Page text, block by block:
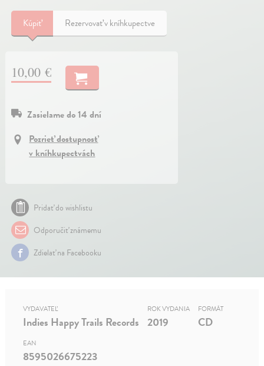
Kúpiť Rezervovať v kníhkupectve
10,00 €
Zasielame do 14 dní
Pozrieť dostupnosť
v kníhkupectvách
Pridať do wishlistu
Odporučiť známemu
Zdielať na Facebooku
VYDAVATEĽ
Indies Happy Trails Records
ROK VYDANIA
2019
FORMÁT
CD
EAN
8595026675223